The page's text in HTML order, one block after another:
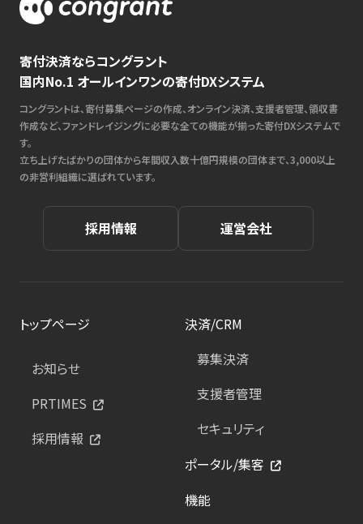
寄付決済ならコングラント
国内No.1 オールインワンの寄付DXシステム
コングラントは、寄付募集ページの作成、オンライン決済、支援者管理、領収書
作成など、ファンドレイジングに必要な全ての機能が揃った寄付DXシステムで
す。
立ち上げたばかりの団体から年間収入数十億円規模の団体まで、3,000以上
の非営利組織に選ばれています。
採用情報 運営会社
トップページ
お知らせ
PRTIMES
採用情報
決済/CRM
募集決済
支援者管理
セキュリティ
ポータル/集客
機能